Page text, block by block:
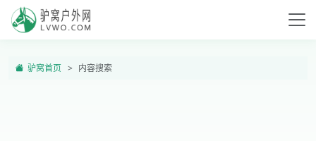
驴窝首页 内容搜索